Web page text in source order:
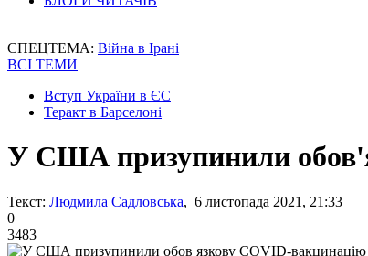
СПЕЦТЕМА: Війна в Ірані
ВСІ ТЕМИ
Вступ України в ЄС
Теракт в Барселоні
У США призупинили
Текст: Людмила Садловська, 6 листопада 2021, 21:33
0
3483